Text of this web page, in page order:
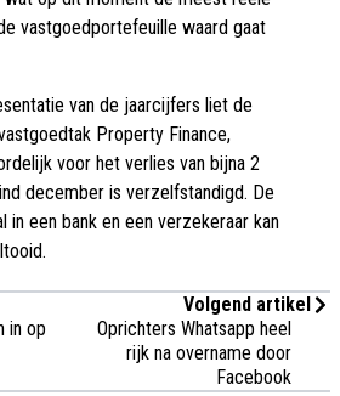
vastgoedportefeuille waard gaat
van de jaarcijfers liet de
Property Finance,
voor het verlies van bijna 2
december is verzelfstandigd. De
in een bank en een verzekeraar kan
in op
Volgend artikel
Oprichters Whatsapp heel
rijk na overname door
Facebook